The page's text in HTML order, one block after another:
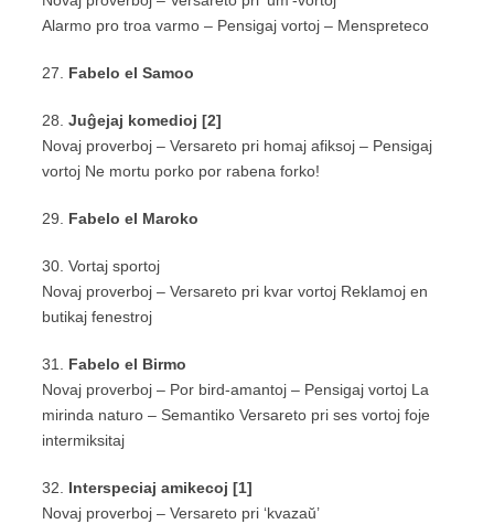
Alarmo pro troa varmo – Pensigaj vortoj – Menspreteco
27. Fabelo el Samoo
28. Juĝejaj komedioj [2]
Novaj proverboj – Versareto pri homaj afiksoj – Pensigaj
vortoj Ne mortu porko por rabena forko!
29. Fabelo el Maroko
30. Vortaj sportoj
Novaj proverboj – Versareto pri kvar vortoj Reklamoj en
butikaj fenestroj
31. Fabelo el Birmo
Novaj proverboj – Por bird-amantoj – Pensigaj vortoj La
mirinda naturo – Semantiko Versareto pri ses vortoj foje
intermiksitaj
32. Interspeciaj amikecoj [1]
Novaj proverboj – Versareto pri ‘kvazaŭ’